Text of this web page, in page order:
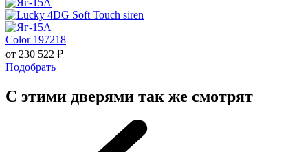
Color 197218
от 230 522 ₽
Подобрать
С этими дверями так же смотрят